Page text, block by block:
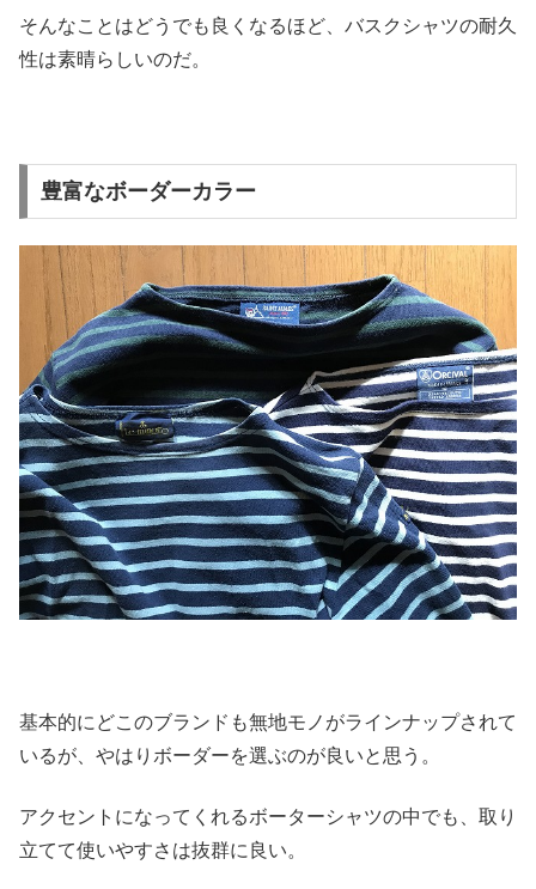
そんなことはどうでも良くなるほど、 バスクシャツの耐久
性は素晴らしいのだ。
豊富なボーダーカラー
基本的にどこのブランドも無地モノがラインナップされて
いるが、 やはりボーダーを選ぶのが良いと思う。
アクセントになってくれるボーターシャツの中でも、 取り
立てて使いやすさは抜群に良い。